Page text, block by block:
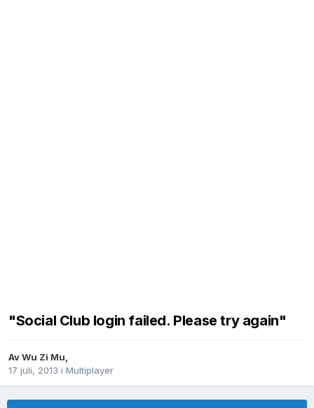
"Social Club login failed. Please try again"
AvWu Zi Mu,
17 juli, 2013 i Multiplayer